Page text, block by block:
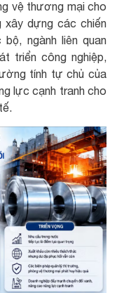
vệ thương mại cho
xây dựng các chiến
ngành liên quan
triển công nghiệp,
tính tự chủ của
lực cạnh tranh cho